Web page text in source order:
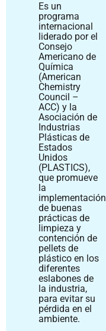
Es un
programa
internacional
liderado por el
Consejo
Americano de
Química
(American
Chemistry
Council –
ACC) y la
Asociación de
Industrias
Plásticas de
Estados
Unidos
(PLASTICS),
que promueve
la
implementación
de buenas
prácticas de
limpieza y
contención de
pellets de
plástico en los
diferentes
eslabones de
la industria,
para evitar su
pérdida en el
ambiente.